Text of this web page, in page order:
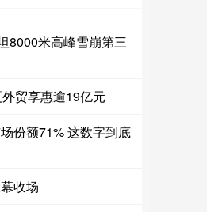
8000米高峰雪崩第三
贸享惠逾19亿元
份额71% 这数字到底
收场